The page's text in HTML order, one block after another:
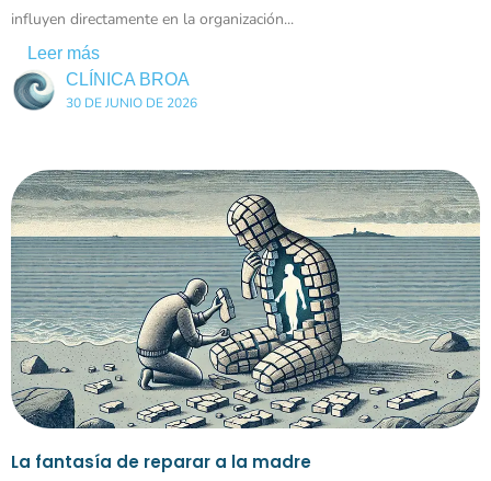
influyen directamente en la organización...
Leer más
CLÍNICA BROA
30 DE JUNIO DE 2026
La fantasía de reparar a la madre